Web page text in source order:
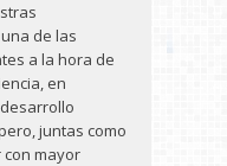
de las
a la hora de
en
juntas como
mayor